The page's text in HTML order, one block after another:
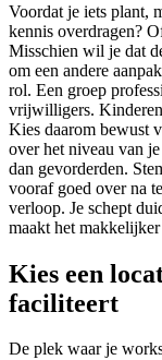
Voordat je iets plant,
kennis overdragen?
Misschien wil je dat
om een andere
rol. Een groep
vrijwilligers. Kinderen
Kies daarom bewust
over het niveau van
dan gevorderden.
vooraf goed over na
verloop. Je schept
maakt het
Kies een
faciliteert
De plek waar je